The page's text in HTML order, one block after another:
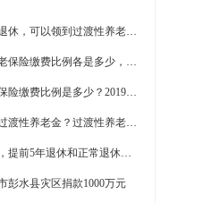
，可以领到过渡性养老金吗？
比例各是多少，个人账户入账比例是多少
比例是多少？2019年养老金缴费一览
老金？过渡性养老金到底是什么？
5年退休和正常退休有什么区别？
彭水县灾区捐款1000万元